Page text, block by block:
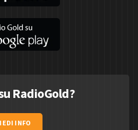
RadioGold?
INFO